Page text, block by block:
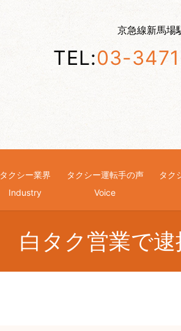
京急線新馬場
TEL:03-
タクシー業界
Industry
タクシー運転手の声
Voice
タク
白タク営業で逮